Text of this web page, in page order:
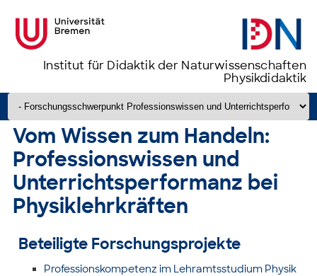
Institut für Didaktik der Naturwissenschaften
Physikdidaktik
Zum Inhalt springen
Vom Wissen zum Handeln:
Professionswissen und
Unterrichtsperformanz bei
Physiklehrkräften
Beteiligte Forschungsprojekte
Professionskompetenz im Lehramtsstudium Physik